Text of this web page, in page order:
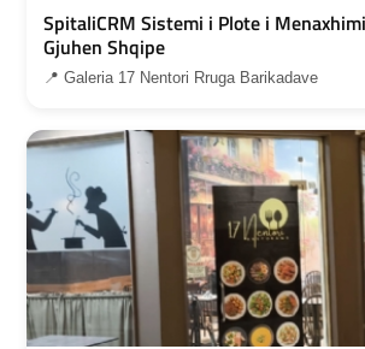
SpitaliCRM Sistemi i Plote i
Gjuhen Shqipe
📍 Galeria 17 Nentori Rruga Barikadave